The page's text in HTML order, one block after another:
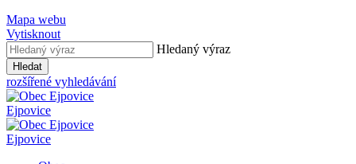
Mapa webu
Vytisknout
Hledaný výraz
Hledat
rozšířené vyhledávání
Ejpovice
Ejpovice